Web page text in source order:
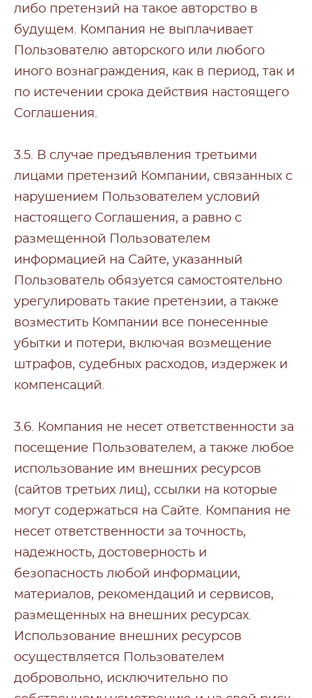
либо претензий на такое авторство в
будущем. Компания не выплачивает
Пользователю авторского или любого
иного вознаграждения, как в период, так и
по истечении срока действия настоящего
Соглашения.
3.5. В случае предъявления третьими
лицами претензий Компании, связанных с
нарушением Пользователем условий
настоящего Соглашения, а равно с
размещенной Пользователем
информацией на Сайте, указанный
Пользователь обязуется самостоятельно
урегулировать такие претензии, а также
возместить Компании все понесенные
убытки и потери, включая возмещение
штрафов, судебных расходов, издержек и
компенсаций.
3.6. Компания не несет ответственности за
посещение Пользователем, а также любое
использование им внешних ресурсов
(сайтов третьих лиц), ссылки на которые
могут содержаться на Сайте. Компания не
несет ответственности за точность,
надежность, достоверность и
безопасность любой информации,
материалов, рекомендаций и сервисов,
размещенных на внешних ресурсах.
Использование внешних ресурсов
осуществляется Пользователем
добровольно, исключительно по